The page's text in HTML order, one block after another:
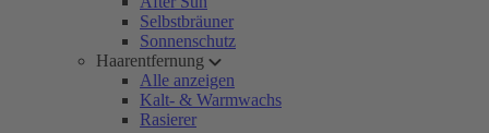
Selbstbräuner
Sonnenschutz
Haarentfernung
Alle anzeigen
Kalt- & Warmwachs
Rasierer